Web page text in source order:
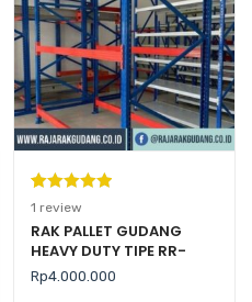
Peringkat
5.00dari 5
berdasarka
n
1
penilaian
1 review
RAK PALLET GUDANG
HEAVY DUTY TIPE RR-
2000 KAPASITAS 2 TON /
LEVEL
Rp4.000.000